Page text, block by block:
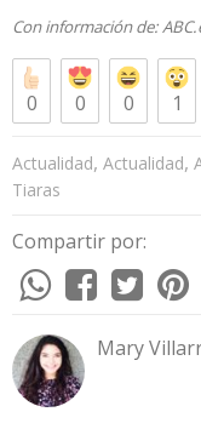
Con información de:
0 0 0 1
Actualidad, Actualidad,
Tiaras
Compartir por:
Mary